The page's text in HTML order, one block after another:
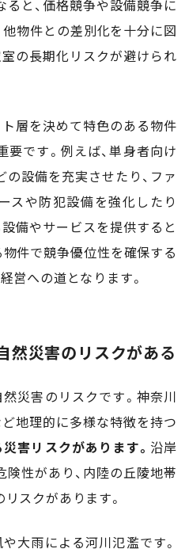
と、価格競争や設備競争に
物件との差別化を十分に図
の長期化リスクが避けられ
層を決めて特色のある物件
です。例えば、単身者向け
設備を充実させたり、ファ
スや防犯設備を強化したり
備やサービスを提供すると
件で競争優位性を確保する
営への道となります。
然災害のリスクがある
災害のリスクです。神奈川
地理的に多様な特徴を持つ
害リスクがあります。 沿岸
性があり、内陸の丘陵地帯
スクがあります。
大雨による河川氾濫です。